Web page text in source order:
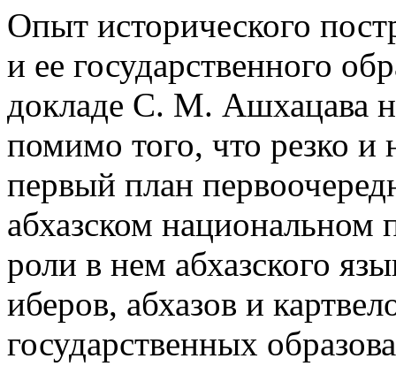
Опыт исторического
и ее государственного
докладе С. М. Ашхацава
помимо того, что резко и
первый план
абхазском национальном
роли в нем абхазского
иберов, абхазов и
государственных